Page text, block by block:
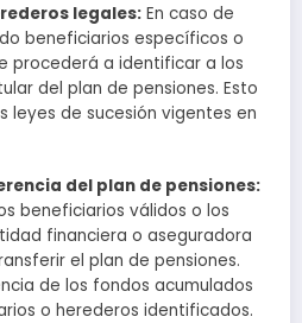
legales: En caso de
beneficiarios específicos o
procederá a identificar a los
del plan de pensiones. Esto
leyes de sucesión vigentes en
del plan de pensiones:
beneficiarios válidos o los
financiera o aseguradora
el plan de pensiones.
de los fondos acumulados
o herederos identificados.